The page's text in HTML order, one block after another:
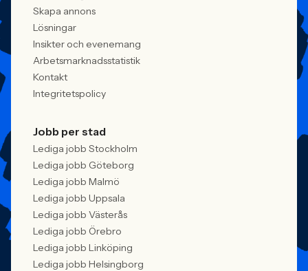
behöver kunna visa vad det betyder i
praktiken.
Skapa annons
Lösningar
Insikter och evenemang
Arbetsmarknadsstatistik
Kontakt
Integritetspolicy
Jobb per stad
Lediga jobb Stockholm
Lediga jobb Göteborg
Lediga jobb Malmö
Lediga jobb Uppsala
Lediga jobb Västerås
Lediga jobb Örebro
Lediga jobb Linköping
Lediga jobb Helsingborg